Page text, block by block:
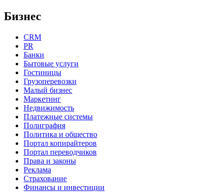
Бизнес
CRM
PR
Банки
Бытовые услуги
Гостиницы
Грузоперевозки
Малый бизнес
Маркетинг
Недвижимость
Платежные системы
Полиграфия
Политика и общество
Портал копирайтеров
Портал переводчиков
Права и законы
Реклама
Страхование
Финансы и инвестиции